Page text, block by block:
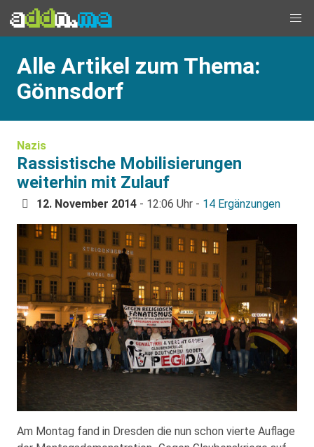
Alle Artikel zum Thema:
Gönnsdorf
Nazis
Rassistische Mobilisierungen
weiterhin mit Zulauf
12. November 2014 - 12:06 Uhr - 14 Ergänzungen
Am Montag fand in Dresden die nun schon vierte Auflage